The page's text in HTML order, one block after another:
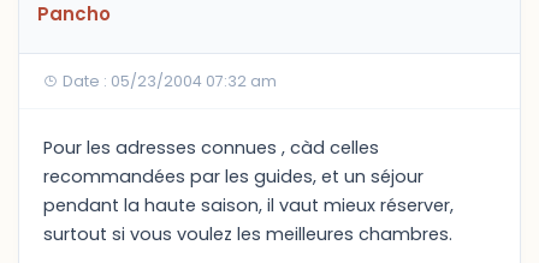
Pancho
Date : 05/23/2004 07:32 am
Pour les adresses connues , càd celles
recommandées par les guides, et un séjour
pendant la haute saison, il vaut mieux réserver,
surtout si vous voulez les meilleures chambres.